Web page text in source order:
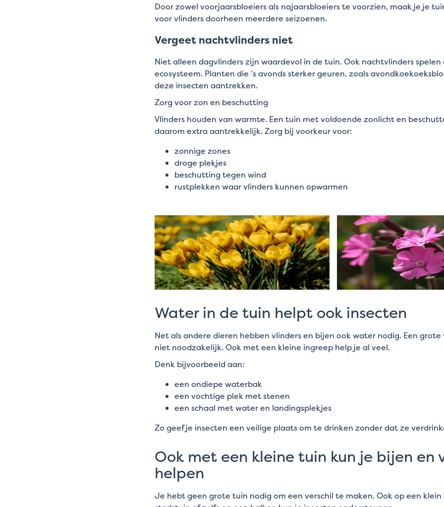
Door zowel voorjaarsbloeiers als najaarsbloeiers te voorzien, maak je je
voor vlinders doorheen meerdere seizoenen.
Vergeet nachtvlinders niet
Niet alleen dagvlinders zijn waardevol in de tuin. Ook nachtvlinders
ecosysteem. Planten die ’s avonds sterker geuren, zoals
deze insecten aantrekken.
Zorg voor zon en beschutting
Vlinders houden van warmte. Een tuin met voldoende zonlicht en
daarom extra aantrekkelijk. Zorg bij voorkeur voor:
zonnige zones
droge plekjes
beschutting tegen wind
rustplekken waar vlinders kunnen opwarmen
Water in de tuin helpt ook insecten
Net als andere dieren hebben vlinders en bijen ook water nodig. Een
niet noodzakelijk. Ook met een kleine ingreep help je al veel.
Denk bijvoorbeeld aan:
een ondiepe waterbak
een vochtige plek met stenen
een schaal met water en landingsplekjes
Zo geef je insecten een veilige plaats om te drinken zonder dat ze
Ook met een kleine tuin kun je bijen en
helpen
Je hebt geen grote tuin nodig om een verschil te maken. Ook op een klein